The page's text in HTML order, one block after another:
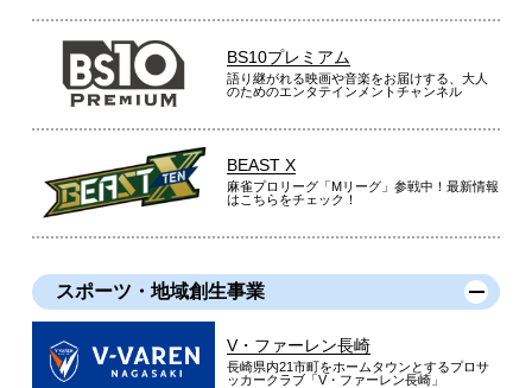
BS10プレミアム
語り継がれる映画や音楽をお届けする、大人
のためのエンタテインメントチャンネル
BEAST X
麻雀プロリーグ「Mリーグ」参戦中！最新情報
はこちらをチェック！
スポーツ・地域創生事業
V・ファーレン長崎
長崎県内21市町をホームタウンとするプロサ
ッカークラブ「V・ファーレン長崎」